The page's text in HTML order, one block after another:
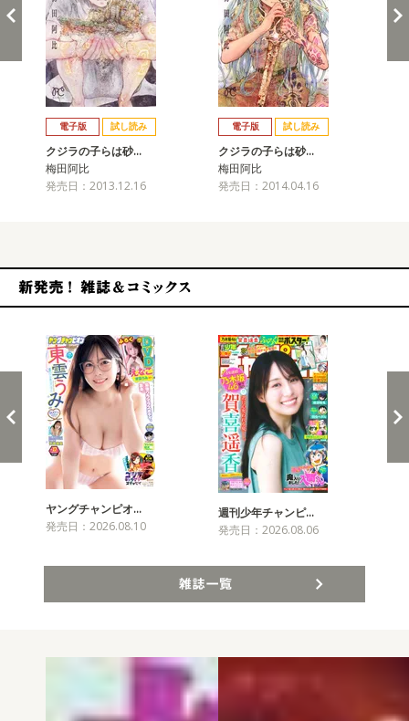
電子版 試し読み
クジラの子らは砂…
梅田阿比
発売日：2013.12.16
電子版 試し読み
クジラの子らは砂…
梅田阿比
発売日：2014.04.16
ヤングチャンピオ…
発売日：2026.08.10
週刊少年チャンピ…
発売日：2026.08.06